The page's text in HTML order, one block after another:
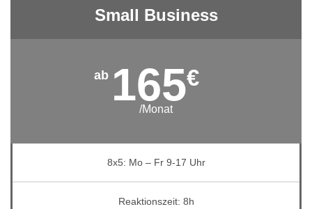
Small Business
165€
/Monat
8x5: Mo – Fr 9-17 Uhr
Reaktionszeit: 8h